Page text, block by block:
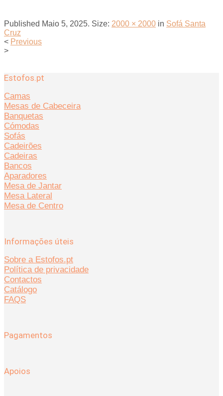
Published Maio 5, 2025. Size: 2000 × 2000 in Sofá Santa
Cruz
< Previous
>
Estofos.pt
Camas
Mesas de Cabeceira
Banquetas
Cómodas
Sofás
Cadeirões
Cadeiras
Bancos
Aparadores
Mesa de Jantar
Mesa Lateral
Mesa de Centro
Informações úteis
Sobre a Estofos.pt
Política de privacidade
Contactos
Catálogo
FAQS
Pagamentos
Apoios